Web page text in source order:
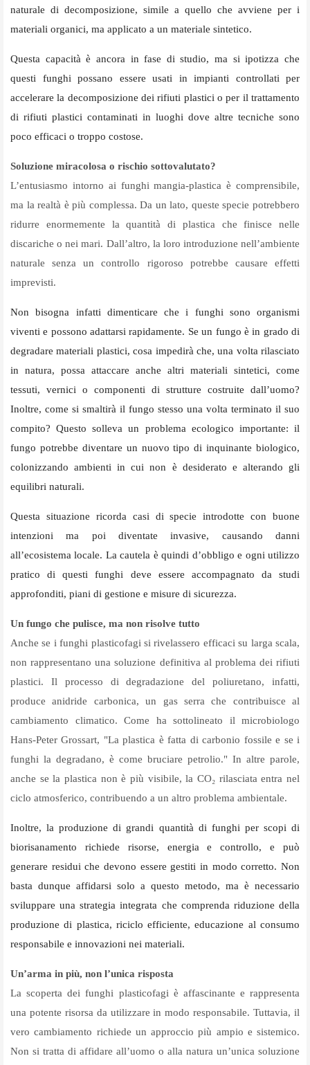
naturale di decomposizione, simile a quello che avviene per i
materiali organici, ma applicato a un materiale sintetico.
Questa capacità è ancora in fase di studio, ma si ipotizza che
questi funghi possano essere usati in impianti controllati per
accelerare la decomposizione dei rifiuti plastici o per il trattamento
di rifiuti plastici contaminati in luoghi dove altre tecniche sono
poco efficaci o troppo costose.
Soluzione miracolosa o rischio sottovalutato?
L’entusiasmo intorno ai funghi mangia-plastica è comprensibile,
ma la realtà è più complessa. Da un lato, queste specie potrebbero
ridurre enormemente la quantità di plastica che finisce nelle
discariche o nei mari. Dall’altro, la loro introduzione nell’ambiente
naturale senza un controllo rigoroso potrebbe causare effetti
imprevisti.
Non bisogna infatti dimenticare che i funghi sono organismi
viventi e possono adattarsi rapidamente. Se un fungo è in grado di
degradare materiali plastici, cosa impedirà che, una volta rilasciato
in natura, possa attaccare anche altri materiali sintetici, come
tessuti, vernici o componenti di strutture costruite dall’uomo?
Inoltre, come si smaltirà il fungo stesso una volta terminato il suo
compito? Questo solleva un problema ecologico importante: il
fungo potrebbe diventare un nuovo tipo di inquinante biologico,
colonizzando ambienti in cui non è desiderato e alterando gli
equilibri naturali.
Questa situazione ricorda casi di specie introdotte con buone
intenzioni ma poi diventate invasive, causando danni
all’ecosistema locale. La cautela è quindi d’obbligo e ogni utilizzo
pratico di questi funghi deve essere accompagnato da studi
approfonditi, piani di gestione e misure di sicurezza.
Un fungo che pulisce, ma non risolve tutto
Anche se i funghi plasticofagi si rivelassero efficaci su larga scala,
non rappresentano una soluzione definitiva al problema dei rifiuti
plastici. Il processo di degradazione del poliuretano, infatti,
produce anidride carbonica, un gas serra che contribuisce al
cambiamento climatico. Come ha sottolineato il microbiologo
Hans-Peter Grossart, "La plastica è fatta di carbonio fossile e se i
funghi la degradano, è come bruciare petrolio." In altre parole,
anche se la plastica non è più visibile, la CO₂ rilasciata entra nel
ciclo atmosferico, contribuendo a un altro problema ambientale.
Inoltre, la produzione di grandi quantità di funghi per scopi di
biorisanamento richiede risorse, energia e controllo, e può
generare residui che devono essere gestiti in modo corretto. Non
basta dunque affidarsi solo a questo metodo, ma è necessario
sviluppare una strategia integrata che comprenda riduzione della
produzione di plastica, riciclo efficiente, educazione al consumo
responsabile e innovazioni nei materiali.
Un’arma in più, non l’unica risposta
La scoperta dei funghi plasticofagi è affascinante e rappresenta
una potente risorsa da utilizzare in modo responsabile. Tuttavia, il
vero cambiamento richiede un approccio più ampio e sistemico.
Non si tratta di affidare all’uomo o alla natura un’unica soluzione